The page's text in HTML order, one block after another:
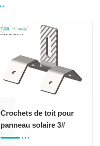
Crochets de toit pour
panneau solaire 3#